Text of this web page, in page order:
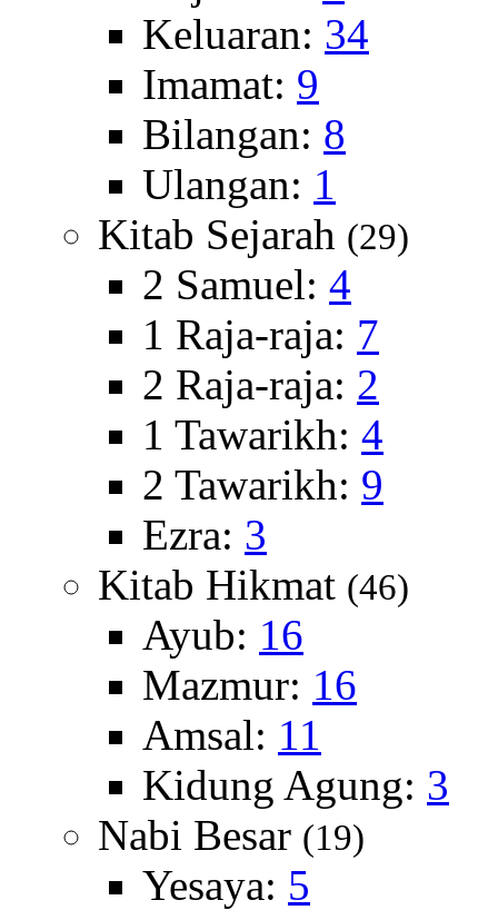
Keluaran: 34
Imamat: 9
Bilangan: 8
Ulangan: 1
Kitab Sejarah (29)
2 Samuel: 4
1 Raja-raja: 7
2 Raja-raja: 2
1 Tawarikh: 4
2 Tawarikh: 9
Ezra: 3
Kitab Hikmat (46)
Ayub: 16
Mazmur: 16
Amsal: 11
Kidung Agung: 3
Nabi Besar (19)
Yesaya: 5